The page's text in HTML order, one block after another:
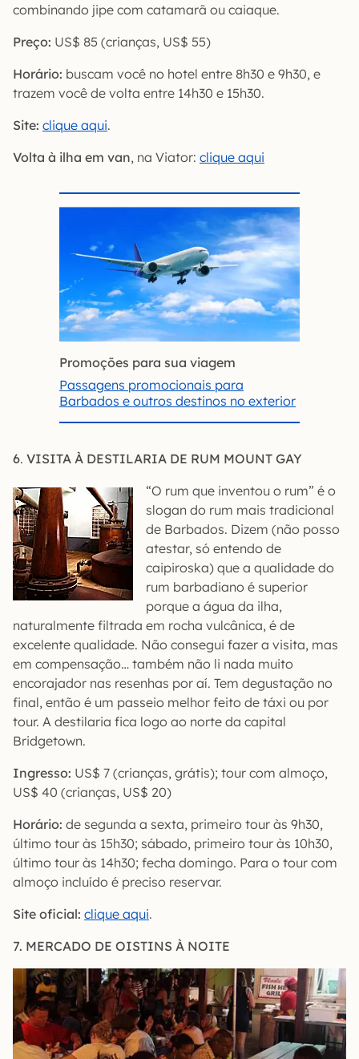
combinando jipe com catamarã ou caiaque.
Preço: US$ 85 (crianças, US$ 55)
Horário: buscam você no hotel entre 8h30 e 9h30, e
trazem você de volta entre 14h30 e 15h30.
Site: clique aqui.
Volta à ilha em van, na Viator: clique aqui
Promoções para sua viagem
Passagens promocionais para
Barbados e outros destinos no exterior
6. VISITA À DESTILARIA DE RUM MOUNT GAY
“O rum que inventou o rum” é o
slogan do rum mais tradicional
de Barbados. Dizem (não posso
atestar, só entendo de
caipiroska) que a qualidade do
rum barbadiano é superior
porque a água da ilha,
naturalmente filtrada em rocha vulcânica, é de
excelente qualidade. Não consegui fazer a visita, mas
em compensação… também não li nada muito
encorajador nas resenhas por aí. Tem degustação no
final, então é um passeio melhor feito de táxi ou por
tour. A destilaria fica logo ao norte da capital
Bridgetown.
Ingresso: US$ 7 (crianças, grátis); tour com almoço,
US$ 40 (crianças, US$ 20)
Horário: de segunda a sexta, primeiro tour às 9h30,
último tour às 15h30; sábado, primeiro tour às 10h30,
último tour às 14h30; fecha domingo. Para o tour com
almoço incluído é preciso reservar.
Site oficial: clique aqui.
7. MERCADO DE OISTINS À NOITE